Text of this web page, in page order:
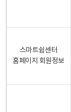
스마트쉼센터
홈페이지 회원정보